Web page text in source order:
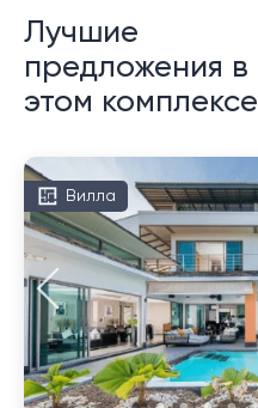
Лучшие
предложения в
этом комплексе
Вилла